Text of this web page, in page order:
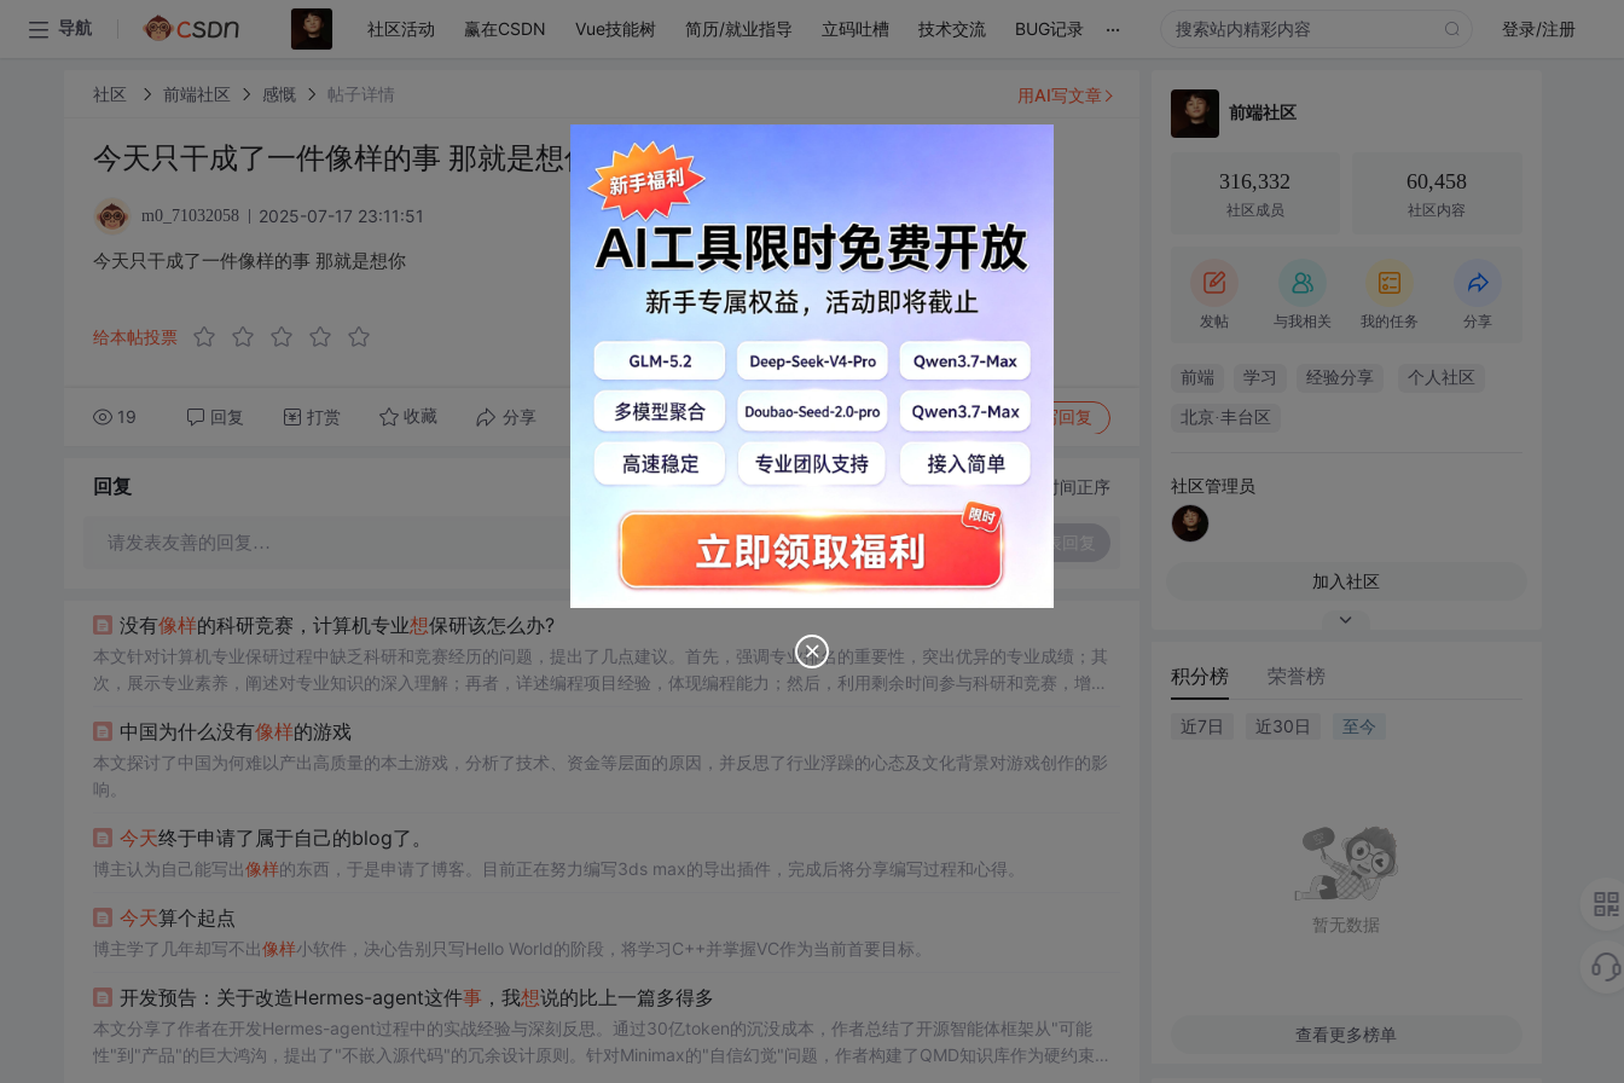
导航 社区活动 赢在CSDN Vue技能树 简历/就业指导 立码吐槽 技术交流 BUG记录 ... 登录/注册
社区 前端社区 感慨 帖子详情
今天只干成了一件像样的事 那就是想你
m0_71032058 2025-07-17 23:11:51
今天只干成了一件像样的事 那就是想你
给本帖投票
19 回复 打赏 收藏 分享 转发到动态 举报 写回复
用AI写文章
回复 切换为时间正序
请发表友善的回复…
没有像样的科研竞赛，计算机专业想保研该怎么办?
本文针对计算机专业保研过程中缺乏科研和竞赛经历的问题，提出了几点建议。首先，强调专业排名的重要性，突出优异的专业成绩；其
次，展示专业素养，阐述对专业知识的深入理解；再者，详述编程项目经验，体现编程能力；然后，利用剩余时间参与科研和竞赛，增加
校。中国为什么没有像样的游戏
本文探讨了中国为何难以产出高质量的本土游戏，分析了技术、资金等层面的原因，并反思了行业浮躁的心态及文化背景对游戏创作的影
响。
今天终于申请了属于自己的blog了。
博主认为自己能写出像样的东西，于是申请了博客。目前正在努力编写3ds max的导出插件，完成后将分享编写过程和心得。
今天算个起点
博主学了几年却写不出像样小软件，决心告别只写Hello World的阶段，将学习C++并掌握VC作为当前首要目标。
开发预告：关于改造Hermes-agent这件事 ，我想说的比上一篇多得多
本文分享了作者在开发Hermes-agent过程中的实战经验与深刻反思。通过30亿token的沉没成本，作者总结了开源智能体框架从"可能
性"到"产品"的巨大鸿沟，提出了"不嵌入源代码"的冗余设计原则。针对Minimax的"自信幻觉"问题，作者构建了QMD知识库作为硬约束，
前端社区
316,332
社区成员
60,458
社区内容
发帖 与我相关 我的任务 分享
前端 学习 经验分享 个人社区
北京·丰台区
社区管理员
加入社区
积分榜 荣誉榜
近7日 近30日 至今
暂无数据
查看更多榜单